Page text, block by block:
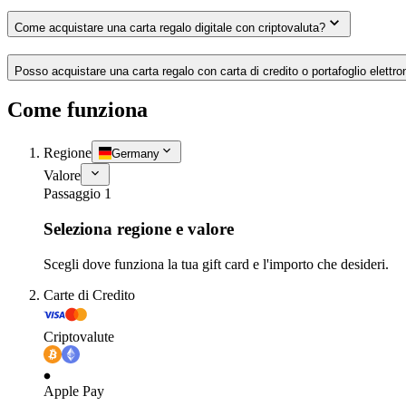
Come acquistare una carta regalo digitale con criptovaluta?
Posso acquistare una carta regalo con carta di credito o portafoglio
Come funziona
Regione Germany
Valore
Passaggio 1
Seleziona regione e valore
Scegli dove funziona la tua gift card e l'importo che desideri.
Carte di Credito
Criptovalute
Apple Pay